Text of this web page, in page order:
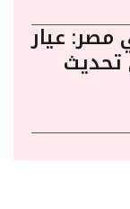
مصر: عيار
في تحديث